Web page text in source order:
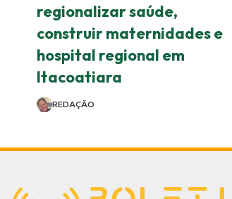
regionalizar saúde,
construir maternidades e
hospital regional em
Itacoatiara
REDAÇÃO